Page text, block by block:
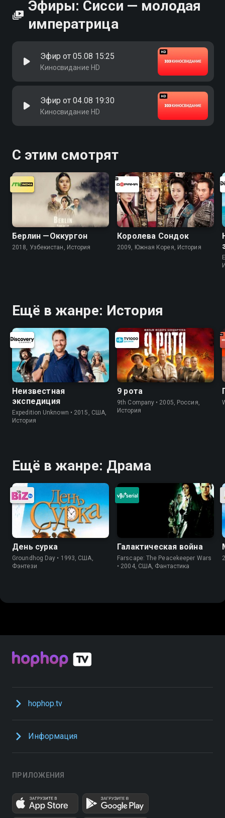
Эфиры: Сисси — молодая
императрица
Эфир от 05.08 15:25
Киносвидание HD
Эфир от 04.08 19:30
Киносвидание HD
С этим смотрят
Берлин —Оккургон
2018, Узбекистан, История
Королева Сондок
2009, Южная Корея, История
Ещё в жанре: История
Неизвестная
экспедиция
Expedition Unknown • 2015, США,
История
9 рота
9th Company • 2005, Россия,
История
Ещё в жанре: Драма
День сурка
Groundhog Day • 1993, США,
Фэнтези
Галактическая война
Farscape: The Peacekeeper Wars
• 2004, США, Фантастика
hophop.tv
Информация
ПРИЛОЖЕНИЯ